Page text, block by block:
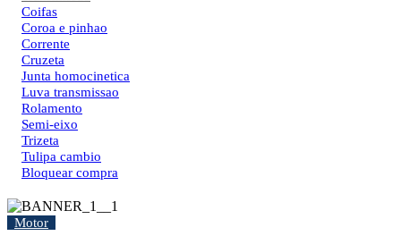
Coifas
Coroa e pinhao
Corrente
Cruzeta
Junta homocinetica
Luva transmissao
Rolamento
Semi-eixo
Trizeta
Tulipa cambio
Bloquear compra
Motor